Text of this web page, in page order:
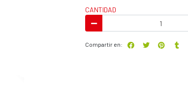
CANTIDAD
Compartir en: